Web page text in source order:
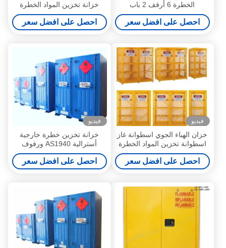
الخطرة 6 أرفف 2 باب
احصل على افضل سعر
خزانة تخزين المواد الخطرة
احصل على افضل سعر
فيديو
خزان الهباء الجوي اسطوانة غاز
اسطوانة تخزين المواد الخطرة
احصل على افضل سعر
فيديو
خزانة تخزين خطرة خارجية
أسترالية AS1940 ورفوف
متعددة للمواد الخطرة
احصل على افضل سعر